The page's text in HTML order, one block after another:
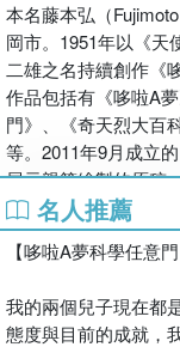
【系列特色】
跟著哆啦A夢長知識
★以趣味漫畫閱讀啟
★全系列由台、日學
物。
★學習超進化，從想
本名藤本弘（
岡市。1951年以《天
二雄之名持續創作《
作品包括有《哆啦A
門》、《奇天烈大百
等。2011年9月成立
展示親筆繪製的原稿
名人推薦
【哆啦A夢科學任意
我的兩個兒子現在都
態度與目前的成就，